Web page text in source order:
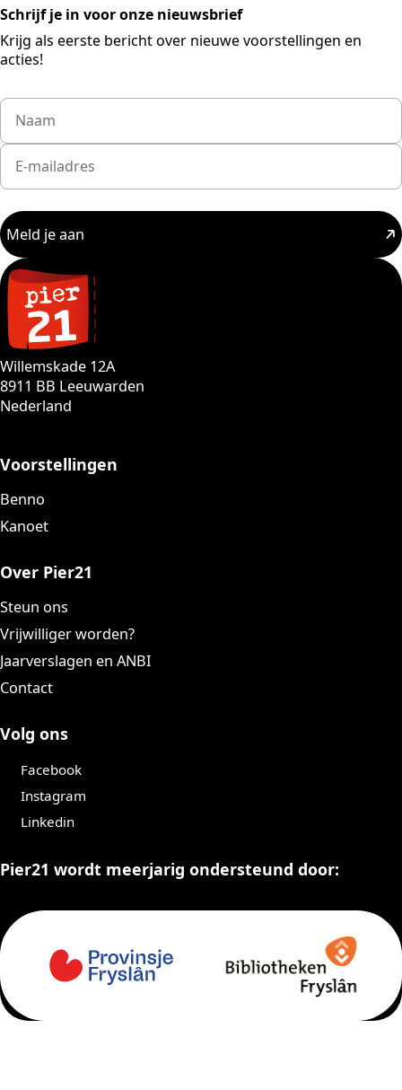
Schrijf je in voor onze nieuwsbrief
Krijg als eerste bericht over nieuwe voorstellingen en
acties!
Meld je aan
Willemskade 12A
8911 BB Leeuwarden
Nederland
Voorstellingen
Benno
Kanoet
Over Pier21
Steun ons
Vrijwilliger worden?
Jaarverslagen en ANBI
Contact
Volg ons
Facebook
Instagram
Linkedin
Pier21 wordt meerjarig ondersteund door: